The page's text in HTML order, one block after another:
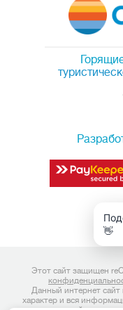
Этот сайт защищен
Данный интернет
характер и вся
👋